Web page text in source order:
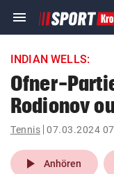
menu Navigation
ein-/ausklappen
account_circle Anmelden
pin_drop
Wien
INDIAN WELLS:
Ofner-
Rodionov
Tennis 07.03.2024
play_arrow Anhören